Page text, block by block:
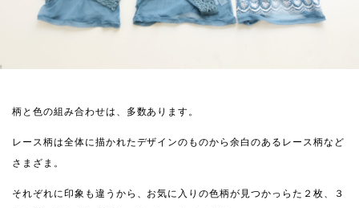
柄と色の組み合わせは、多数あります。
レース柄は全体に描かれたデザインのものから余白のあるレース柄など
さまざま。
それぞれに印象も違うから、お気に入りの色柄が見つかっらた２枚、３